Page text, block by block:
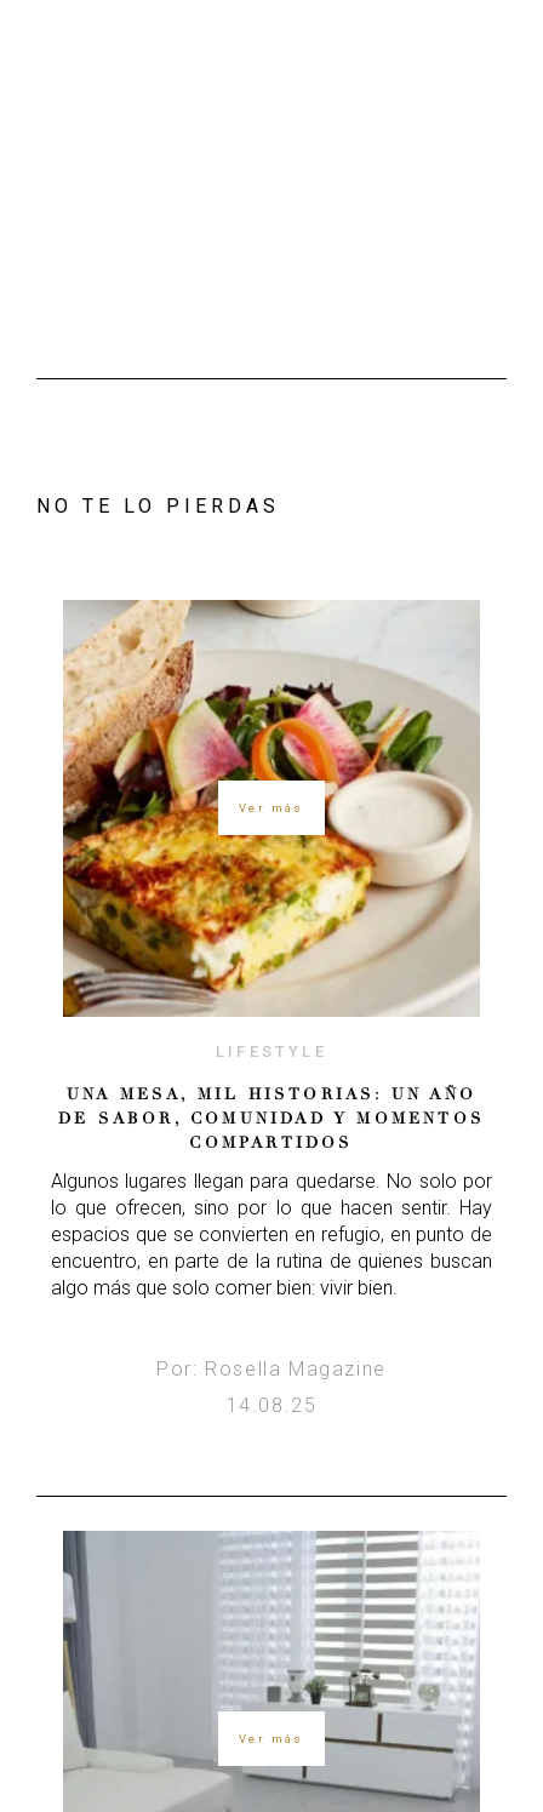
NO TE LO PIERDAS
Ver más
LIFESTYLE
UNA MESA, MIL HISTORIAS: UN AÑO
DE SABOR, COMUNIDAD Y MOMENTOS
COMPARTIDOS
Algunos lugares llegan para quedarse. No solo por
lo que ofrecen, sino por lo que hacen sentir. Hay
espacios que se convierten en refugio, en punto de
encuentro, en parte de la rutina de quienes buscan
algo más que solo comer bien: vivir bien.
Por: Rosella Magazine
14.08.25
Ver más